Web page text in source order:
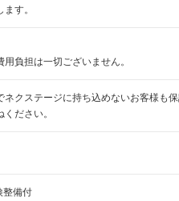
す。
負担は一切ございません。
クステージに持ち込めないお客様も
ださい。
整備付